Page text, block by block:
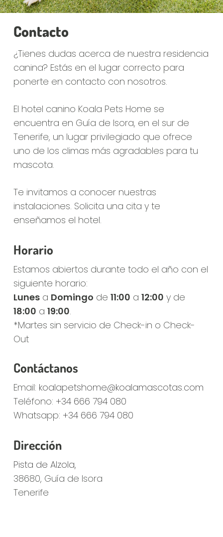
Contacto
¿Tienes dudas acerca de nuestra residencia
canina? Estás en el lugar correcto para
ponerte en contacto con nosotros.
El hotel canino Koala Pets Home se
encuentra en Guía de Isora, en el sur de
Tenerife, un lugar privilegiado que ofrece
uno de los climas más agradables para tu
mascota.
Te invitamos a conocer nuestras
instalaciones. Solicita una cita y te
enseñamos el hotel.
Horario
Estamos abiertos durante todo el año con el
siguiente horario:
Lunesa Domingo de 11:00 a 12:00 y de
18:00 a 19:00.
*Martes sin servicio de Check-in o Check-
Out
Contáctanos
Email: koalapetshome@koalamascotas.com
Teléfono: +34 666 794 080
Whatsapp: +34 666 794 080
Dirección
Pista de Alzola,
38680, Guía de Isora
Tenerife